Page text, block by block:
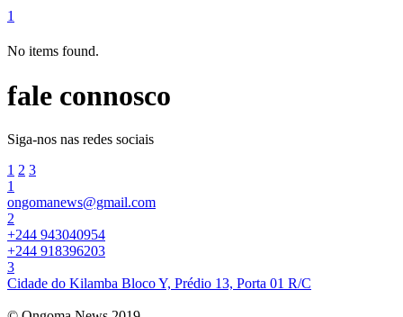
1
No items found.
fale connosco
Siga-nos nas redes sociais
1 2 3
1
ongomanews@gmail.com
2
+244 943040954
+244 918396203
3
Cidade do Kilamba Bloco Y, Prédio 13, Porta 01 R/C